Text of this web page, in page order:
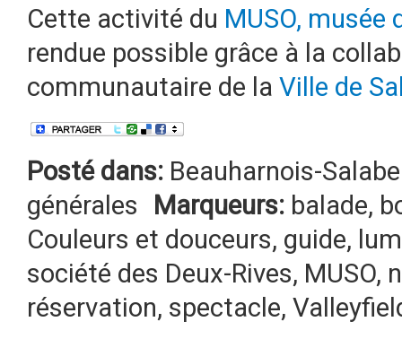
Cette activité du MUSO, musée
rendue possible grâce à la
communautaire de la Ville de
Posté dans: Beauharnois-
générales
Marqueurs: balade,
Couleurs et douceurs, guide,
société des Deux-Rives, MUSO,
réservation, spectacle,